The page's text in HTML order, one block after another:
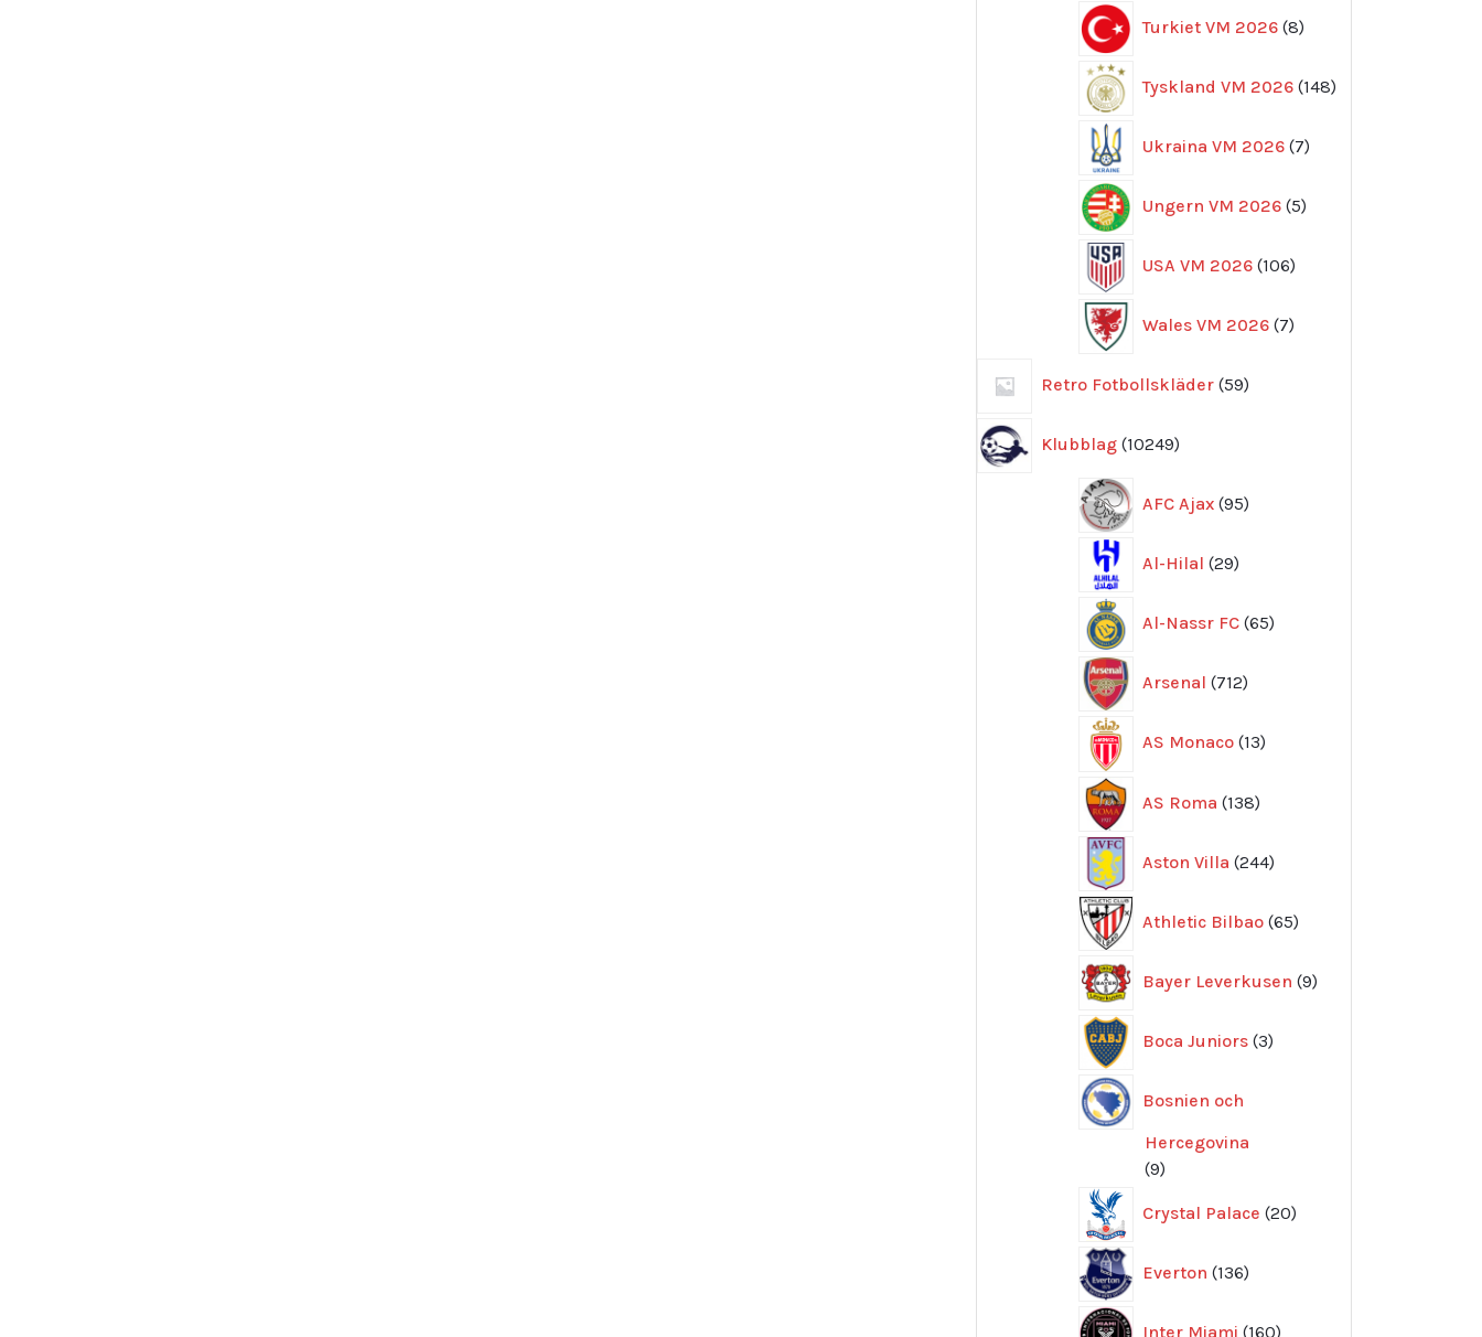
Turkiet VM 2026 8
produkter
Tyskland VM 2026 148
produkter
Ukraina VM 2026 7
produkter
Ungern VM 2026 5
produkter
USA VM 2026 106
produkter
Wales VM 2026 7
produkter
Retro Fotbollskläder 59
produkter
Klubblag 10249
produkter
AFC Ajax 95
produkter
Al-Hilal 29
produkter
Al-Nassr FC 65
produkter
Arsenal 712
produkter
AS Monaco 13
produkter
AS Roma 138
produkter
Aston Villa 244
produkter
Athletic Bilbao 65
produkter
Bayer Leverkusen 9
produkter
Boca Juniors 3
produkter
Bosnien och
Hercegovina
99
Crystal Palace 20
produkter
Everton 136
produkter
Inter Miami 160